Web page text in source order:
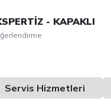
- KAPAKLI
Servis Hizmetleri